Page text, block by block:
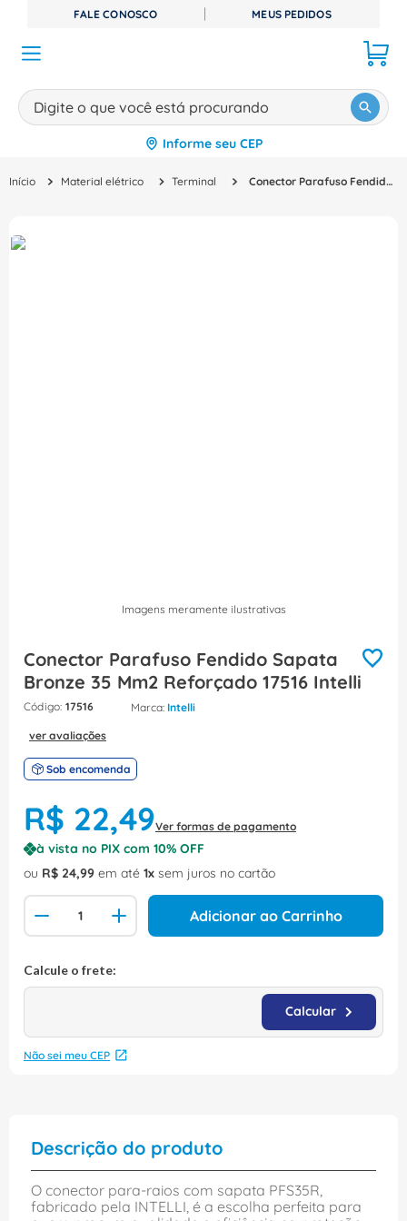
FALE CONOSCO MEUS PEDIDOS
Digite o que você está procurando
Informe seu CEP
Material elétrico Terminal Conector Parafuso Fendido Sapata Bronze 35 Mm2 Reforçado 17516 Intelli
Imagens meramente ilustrativas
Conector Parafuso Fendido Sapata
Bronze 35 Mm2 Reforçado 17516 Intelli
: 17516 Intelli
ver avaliações
Sob encomenda
R$ 22,49Ver formas de pagamento
à vista no PIX com 10% OFF
ou R$ 24,99 em até 1 sem juros no cartão
Adicionar ao Carrinho
Não sei meu CEP
Descrição do produto
O conector para-raios com sapata PFS35R,
fabricado pela INTELLI, é a escolha perfeita para
TERMOS MAIS BUSCADOS
º disjuntor